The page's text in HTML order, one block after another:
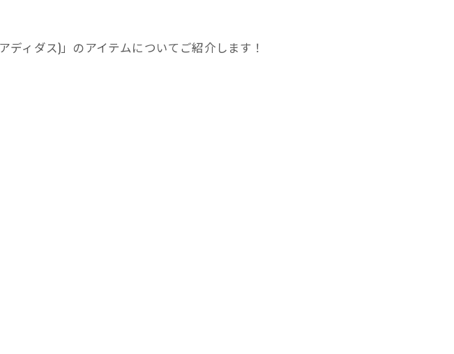
ディダス)」のアイテムについてご紹介します！